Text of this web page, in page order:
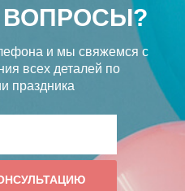
и мы свяжемся с
всех деталей по
праздника